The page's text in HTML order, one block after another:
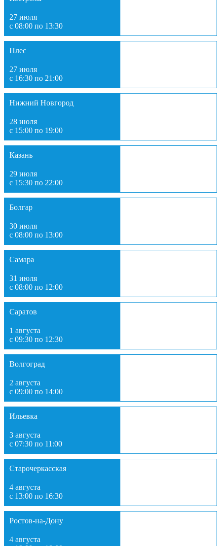
27 июля
с 08:00 по 13:30
Плес
27 июля
с 16:30 по 21:00
Нижний Новгород
28 июля
с 15:00 по 19:00
Казань
29 июля
с 15:30 по 22:00
Болгар
30 июля
с 08:00 по 13:00
Самара
31 июля
с 08:00 по 12:00
Саратов
1 августа
с 09:30 по 12:30
Волгоград
2 августа
с 09:00 по 14:00
Ильевка
3 августа
с 07:30 по 11:00
Старочеркасская
4 августа
с 13:00 по 16:30
Ростов-на-Дону
4 августа